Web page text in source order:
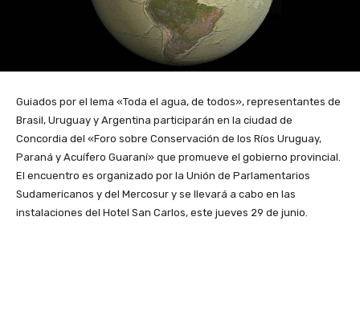
Guiados por el lema «Toda el agua, de todos», representantes de
Brasil, Uruguay y Argentina participarán en la ciudad de
Concordia del «Foro sobre Conservación de los Ríos Uruguay,
Paraná y Acuífero Guaraní» que promueve el gobierno provincial.
El encuentro es organizado por la Unión de Parlamentarios
Sudamericanos y del Mercosur y se llevará a cabo en las
instalaciones del Hotel San Carlos, este jueves 29 de junio.